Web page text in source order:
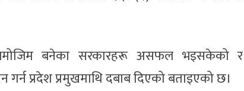
बनेका सरकारहरू असफल भइसकेको र
प्रदेश प्रमुखमाथि दबाब दिएको बताइएको छ।